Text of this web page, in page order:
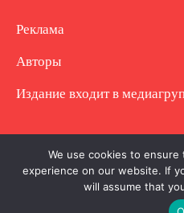
Реклама
Авторы
Издание входит в
Copyright © Полное
запрещено. Частично
We use cookies to
experience on our website. If
will assume that